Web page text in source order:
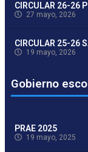
CIRCULAR 26-26
27 mayo, 2026
CIRCULAR 25-26
19 mayo, 2026
Gobierno
PRAE 2025
19 mayo, 2025